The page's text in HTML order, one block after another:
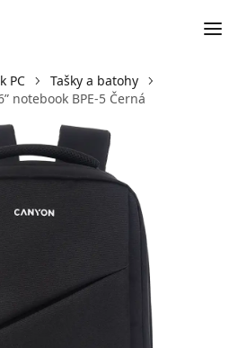
PC
Tašky a batohy
notebook BPE-5 Černá